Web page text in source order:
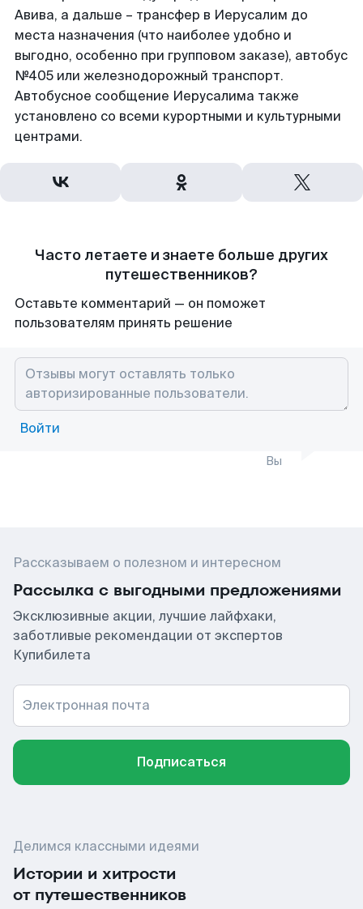
Авива, а дальше – трансфер в Иерусалим до
места назначения (что наиболее удобно и
выгодно, особенно при групповом заказе), автобус
№405 или железнодорожный транспорт.
Автобусное сообщение Иерусалима также
установлено со всеми курортными и культурными
центрами.
Часто летаете и знаете больше других
путешественников?
Оставьте комментарий — он поможет
пользователям принять решение
Войти
Вы
Рассказываем о полезном и интересном
Рассылка с выгодными предложениями
Эксклюзивные акции, лучшие лайфхаки,
заботливые рекомендации от экспертов
Купибилета
Электронная почта
Подписаться
Делимся классными идеями
Истории и хитрости
от путешественников